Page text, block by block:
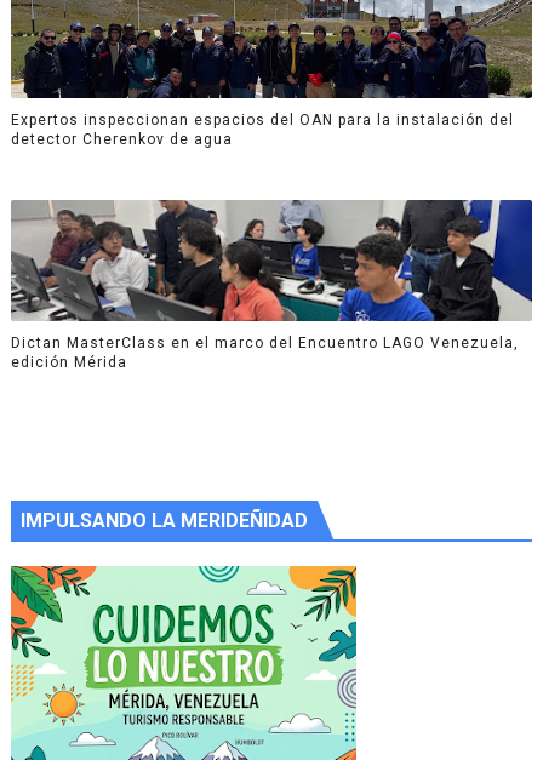
Expertos inspeccionan espacios del OAN para la instalación del
detector Cherenkov de agua
Dictan MasterClass en el marco del Encuentro LAGO Venezuela,
edición Mérida
IMPULSANDO LA MERIDEÑIDAD